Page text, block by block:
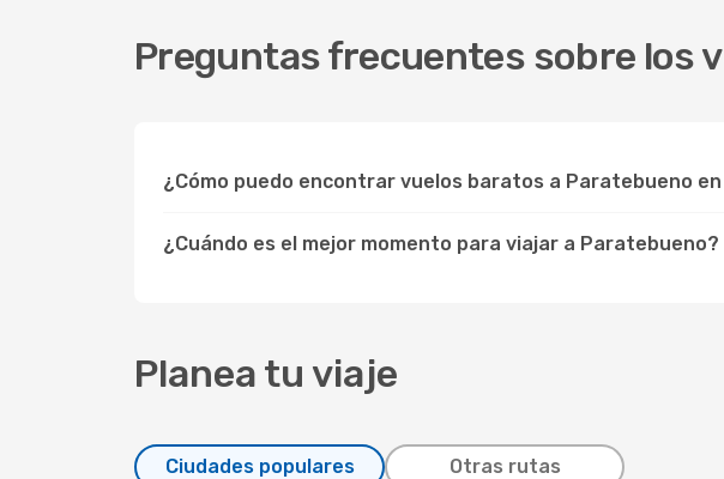
Preguntas frecuentes sobre los
¿Cómo puedo encontrar vuelos baratos a Paratebueno en
¿Cuándo es el mejor momento para viajar a Paratebueno?
Planea tu viaje
Ciudades populares Otras rutas